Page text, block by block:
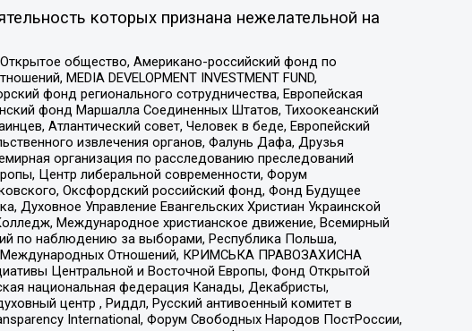
которых признана нежелательной на
общество, Американо-российский фонд по
MEDIA DEVELOPMENT INVESTMENT FUND,
фонд регионального сотрудничества, Европейская
фонд Маршалла Соединенных Штатов, Тихоокеанский
Атлантический совет, Человек в беде, Европейский
извлечения органов, Фалунь Дафа, Друзья
организация по расследованию преследований
Центр либеральной современности, Форум
Оксфордский российский фонд, Фонд Будущее
Управление Евангельских Христиан Украинской
Международное христианское движение, Всемирный
по наблюдению за выборами, Республика Польша,
Международных Отношений, КРИМСЬКА ПРАВОЗАХИСНА
Центральной и Восточной Европы, Фонд Открытой
национальная федерация Канады, Декабристы,
центр , Риддл, Русский антивоенный комитет в
International, Форум Свободных Народов ПостРоссии,